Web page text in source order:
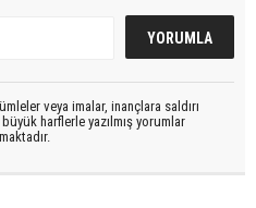
veya imalar, inançlara saldırı
harflerle yazılmış yorumlar